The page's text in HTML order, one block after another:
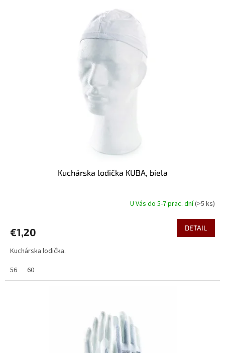
Kuchárska lodička KUBA, biela
U Vás do 5-7 prac. dní(>5 ks)
€1,20 DETAIL
Kuchárska lodička.
56
60